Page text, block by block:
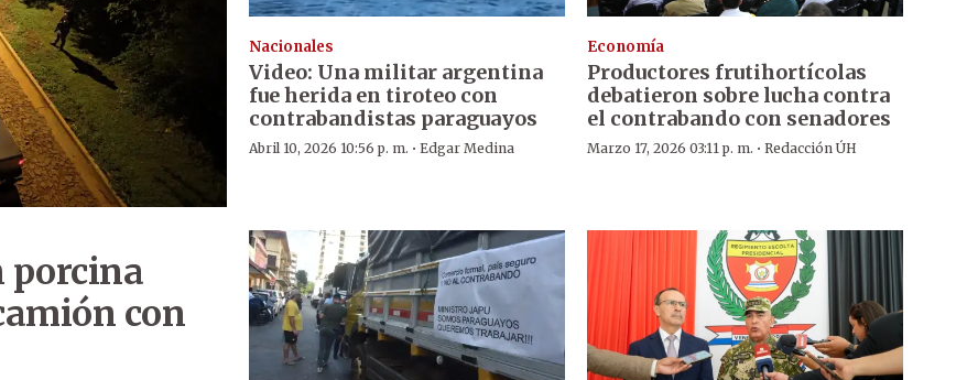
porcina
con
Nacionales
Video: Una militar argentina
fue herida en tiroteo con
contrabandistas paraguayos
Abril 10, 2026 10:56 p. m. · Edgar Medina
Economía
Productores frutihortícolas
debatieron sobre lucha contra
el contrabando con senadores
Marzo 17, 2026 03:11 p. m. · Redacción ÚH